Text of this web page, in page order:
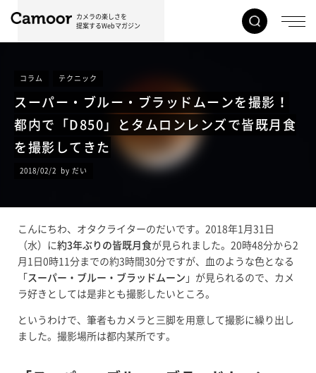
カメラの楽しさを
提案するWebマガジン
コラム テクニック
スーパー・ブルー・ブラッドムーンを撮影！
都内で「D850」とタムロンレンズで皆既月食
を撮影してきた
2018/02/2 by だい
こんにちわ、オタクライターのだいです。2018年1月31日
（水）に約3年ぶりの皆既月食が見られました。20時48分から2
月1日0時11分までの約3時間30分ですが、血のような色となる
「 スーパー・ブルー・ブラッドムーン 」が見られるので、カメ
ラ好きとしては是非とも撮影したいところ。
というわけで、筆者もカメラと三脚を用意して撮影に繰り出し
ました。撮影場所は都内某所です。